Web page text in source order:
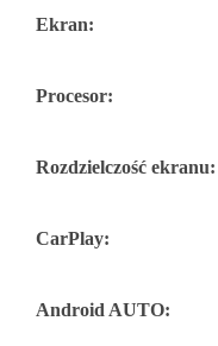
Ekran:
Procesor:
Rozdzielczość ekranu:
CarPlay:
Android AUTO: